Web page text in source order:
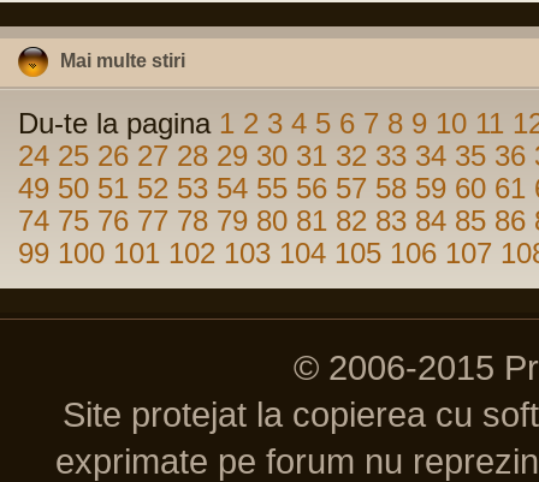
Mai multe stiri
Du-te la pagina 1 2 3 4 5 6 7 8 9 10 11
24 25 26 27 28 29 30 31 32 33 34 35 36
49 50 51 52 53 54 55 56 57 58 59 60 61
74 75 76 77 78 79 80 81 82 83 84 85 86
99 100 101 102 103 104 105 106 107
© 2006-2015
Site protejat la copierea cu
exprimate pe forum nu